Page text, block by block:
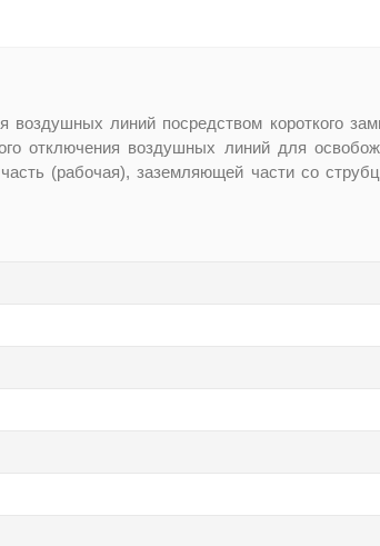
воздушных линий посредством короткого
отключения воздушных линий для
(рабочая), заземляющей части со